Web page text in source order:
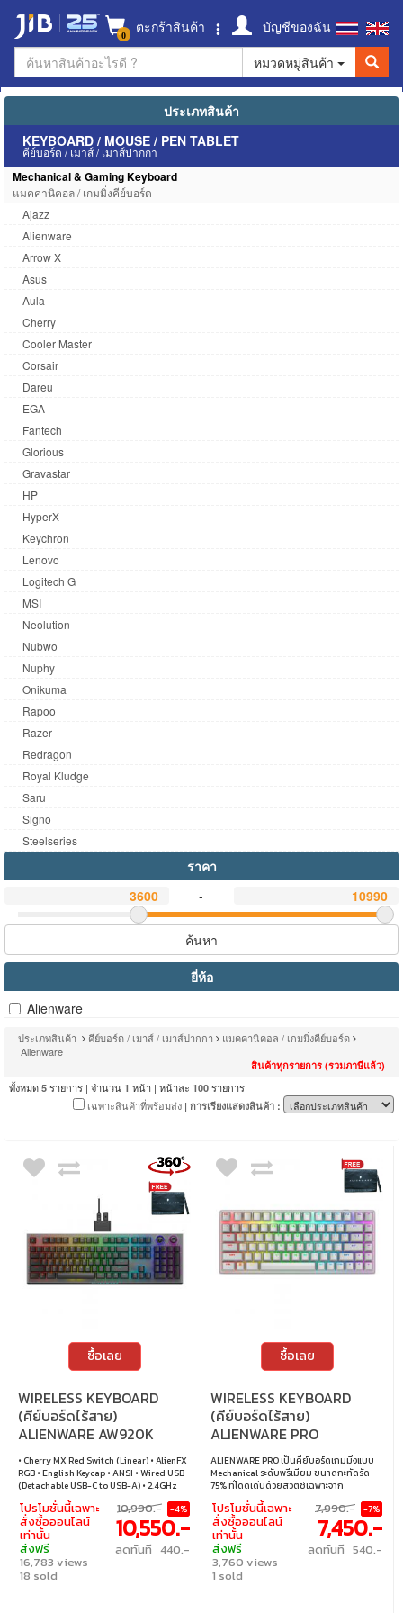
0 ตะกร้าสินค้า
บัญชีของฉัน
หมวดหมู่สินค้า
ประเภทสินค้า
KEYBOARD / MOUSE / PEN TABLET
คีย์บอร์ด / เมาส์ / เมาส์ปากกา
Mechanical & Gaming Keyboard
แมคคานิคอล / เกมมิ่งคีย์บอร์ด
Ajazz
Alienware
Arrow X
Asus
Aula
Cherry
Cooler Master
Corsair
Dareu
EGA
Fantech
Glorious
Gravastar
HP
HyperX
Keychron
Lenovo
Logitech G
MSI
Neolution
Nubwo
Nuphy
Onikuma
Rapoo
Razer
Redragon
Royal Kludge
Saru
Signo
Steelseries
ราคา
-
ค้นหา
ยี่ห้อ
Alienware
ประเภทสินค้า คีย์บอร์ด / เมาส์ / เมาส์ปากกา
แมคคานิคอล / เกมมิ่งคีย์บอร์ด
Alienware
สินค้าทุกรายการ (รวมภาษีแล้ว)
ทั้งหมด 5 รายการ | จำนวน 1 หน้า | หน้าละ 100 รายการ
เฉพาะสินค้าที่พร้อมส่ง | การเรียงแสดงสินค้า :
ซื้อเลย
WIRELESS KEYBOARD
(คีย์บอร์ดไร้สาย)
ALIENWARE AW920K
(DARK SIDE OF THE MOON)
(CHERRY MX RED SWITCH
- ALIENFX RGB - EN)
• Cherry MX Red Switch (Linear) • AlienFX
RGB • English Keycap • ANSI • Wired USB
(Detachable USB-C to USB-A) • 2.4GHz
Wireless (USB Receiver Included) •
Bluetooth 5.1
โปรโมชั่นนี้เฉพาะ
สั่งซื้อออนไลน์
เท่านั้น
ส่งฟรี
16,783 views
18 sold
10,990.- -4%
10,550.-
ลดทันที 440.-
ซื้อเลย
WIRELESS KEYBOARD
(คีย์บอร์ดไร้สาย)
ALIENWARE PRO
ALIENWARE LINEAR
SWITCH RGB EN - LUNAR
LIGHT
ALIENWARE PRO เป็นคีย์บอร์ดเกมมิ่งแบบ
Mechanical ระดับพรีเมียม ขนาดกะทัดรัด
75% ที่โดดเด่นด้วยสวิตช์เฉพาะจาก
Alienware แบบ Linear ให้สัมผัสที่ลื่นไหล
เงียบ ตอบสนองไว เหมาะทั้งการเล่นเกมและ
การทำงาน ด้วยดีไซน์ที่สวยงาม พร้อมแสงไฟ
RGB ปรับแต่งได้หลากหลาย • สวิตช์ :
Alienware Switch (Linear) • แสงไฟ : RGB •
คีย์แคป : ภาษาอังกฤษ • เลย์เอาต์ : ANSI •
ขนาดคีย์บอร์ด : 75% • การเชื่อมต่อ : สาย
โปรโมชั่นนี้เฉพาะ
สั่งซื้อออนไลน์
เท่านั้น
ส่งฟรี
3,760 views
1 sold
7,990.- -7%
7,450.-
ลดทันที 540.-